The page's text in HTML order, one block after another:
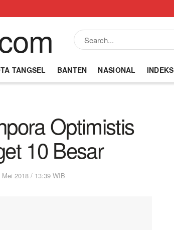
TANGSEL BANTEN NASIONAL INDEKS
Optimistis
10 Besar
Mei 2018 / 13:39 WIB